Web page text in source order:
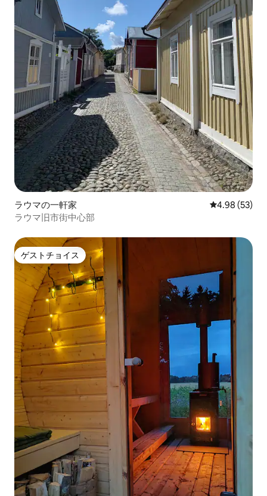
ラウマの一軒家 レビュー53
4.98 (53)
ラウマ旧市街中心部
ゲストチョイス
ゲストチョイス